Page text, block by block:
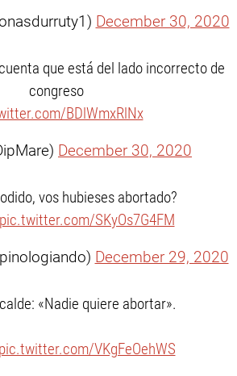
December 30, 2020
que está del lado incorrecto de
congreso
BDlWmxRlNx
December 30, 2020
vos hubieses abortado?
pic.twitter.com/SKyOs7G4FM
December 29, 2020
«Nadie quiere abortar».
pic.twitter.com/VKgFeOehWS